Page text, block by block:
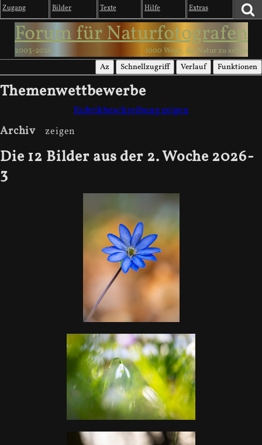
Zugang Bilder Texte Hilfe Extras
Forum für Naturfotografen
2003-2026 1000 Wege, die Natur zu sehen
Az Schnellzugriff Verlauf Funktionen
Themenwettbewerbe
Rubrikbeschreibung zeigen
Archiv
Die 12 Bilder aus der 2. Woche 2026-
3